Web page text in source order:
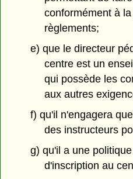
conformément à
règlements;
e) que le directeur
centre est un
qui possède les
aux autres
f) qu'il n'engagera
des instructeurs
g) qu'il a une
d'inscription au